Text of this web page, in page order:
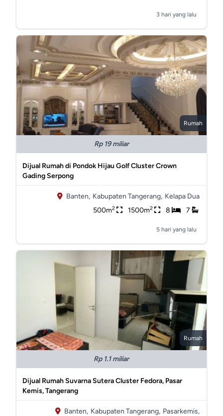
3 hari yang lalu
Rumah
Rp 19 miliar
Dijual Rumah di Pondok Hijau Golf Cluster Crown
Gading Serpong
Banten, Kabupaten Tangerang, Kelapa Dua
500m2 1500m2 8 7
5 hari yang lalu
Rumah
Rp 1.1 miliar
Dijual Rumah Suvarna Sutera Cluster Fedora, Pasar
Kemis, Tangerang
Banten, Kabupaten Tangerang, Pasarkemis,